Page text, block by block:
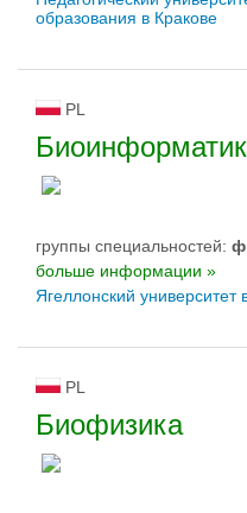
образования в Кракове
PL
группы специальностей:
больше информации »
Ягеллонский университет
PL
Биофизика